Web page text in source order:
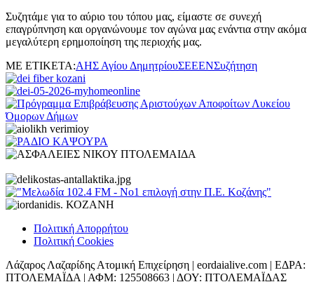
Συζητάμε για το αύριο του τόπου μας, είμαστε σε συνεχή
επαγρύπνηση και οργανώνουμε τον αγώνα μας ενάντια στην ακόμα
μεγαλύτερη ερημοποίηση της περιοχής μας.
ΜΕ ΕΤΙΚΕΤΑ:ΑΗΣ Αγίου ΔημητρίουΣΕΕΕΝΣυζήτηση
Πολιτική Απορρήτου
Πολιτική Cookies
Λάζαρος Λαζαρίδης Ατομική Επιχείρηση | eordaialive.com | ΕΔΡΑ:
ΠΤΟΛΕΜΑΪΔΑ | ΑΦΜ: 125508663 | ΔΟΥ: ΠΤΟΛΕΜΑΪΔΑΣ